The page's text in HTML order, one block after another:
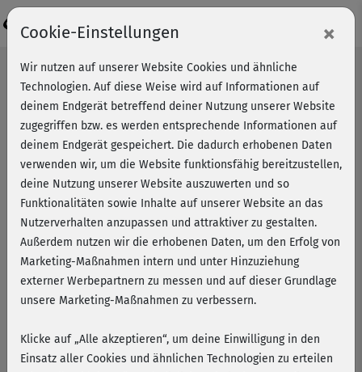
Functional Workout mit Jimmy
Cookie-Einstellungen ×
Wir nutzen auf unserer Website Cookies und ähnliche
Technologien. Auf diese Weise wird auf Informationen auf
deinem Endgerät betreffend deiner Nutzung unserer Website
zugegriffen bzw. es werden entsprechende Informationen auf
deinem Endgerät gespeichert. Die dadurch erhobenen Daten
verwenden wir, um die Website funktionsfähig bereitzustellen,
deine Nutzung unserer Website auszuwerten und so
Funktionalitäten sowie Inhalte auf unserer Website an das
Nutzerverhalten anzupassen und attraktiver zu gestalten.
Außerdem nutzen wir die erhobenen Daten, um den Erfolg von
Marketing-Maßnahmen intern und unter Hinzuziehung
externer Werbepartnern zu messen und auf dieser Grundlage
unsere Marketing-Maßnahmen zu verbessern.
Klicke auf „Alle akzeptieren“, um deine Einwilligung in den
Einsatz aller Cookies und ähnlichen Technologien zu erteilen